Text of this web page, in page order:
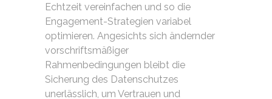
Echtzeit vereinfachen und so die
Engagement-Strategien variabel
optimieren. Angesichts sich ändernder
vorschriftsmäßiger
Rahmenbedingungen bleibt die
Sicherung des Datenschutzes
unerlässlich, um Vertrauen und